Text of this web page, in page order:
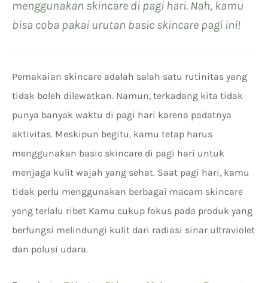
menggunakan skincare di pagi hari. Nah, kamu
bisa coba pakai urutan basic skincare pagi ini!
Pemakaian skincare adalah salah satu rutinitas yang
tidak boleh dilewatkan. Namun, terkadang kita tidak
punya banyak waktu di pagi hari karena padatnya
aktivitas. Meskipun begitu, kamu tetap harus
menggunakan basic skincare di pagi hari untuk
menjaga kulit wajah yang sehat. Saat pagi hari, kamu
tidak perlu menggunakan berbagai macam skincare
yang terlalu ribet Kamu cukup fokus pada produk yang
berfungsi melindungi kulit dari radiasi sinar ultraviolet
dan polusi udara.